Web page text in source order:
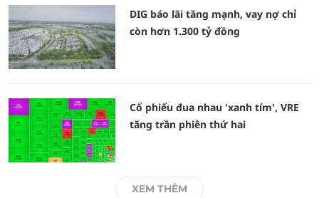
DIG báo lãi tăng mạnh, vay nợ chỉ
còn hơn 1.300 tỷ đồng
Cổ phiếu đua nhau 'xanh tím', VRE
tăng trần phiên thứ hai
XEM THÊM